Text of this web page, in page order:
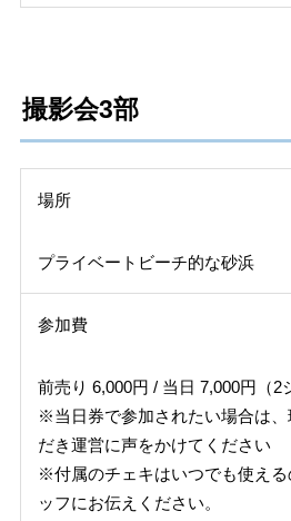
撮影会3部
場所
プライベートビーチ的な砂浜
参加費
前売り 6,000円 / 当日 7,000円（2
※当日券で参加されたい場合は、
だき運営に声をかけてください
※付属のチェキはいつでも使える
ッフにお伝えください。